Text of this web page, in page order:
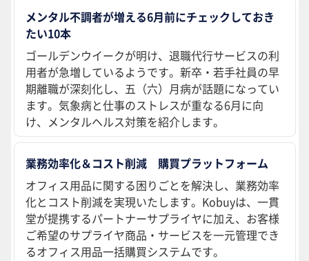
メンタル不調者が増える6月前にチェックしておき
たい10本
ゴールデンウイークが明け、退職代行サービスの利
用者が急増しているようです。新卒・若手社員の早
期離職が深刻化し、五（六）月病が話題になってい
ます。気象病と仕事のストレスが重なる6月に向
け、メンタルヘルス対策を紹介します。
業務効率化＆コスト削減 購買プラットフォーム
オフィス用品に関する困りごとを解決し、業務効率
化とコスト削減を実現いたします。Kobuyは、一貫
堂が提携するパートナーサプライヤに加え、お客様
ご希望のサプライヤ商品・サービスを一元管理でき
るオフィス用品一括購買システムです。